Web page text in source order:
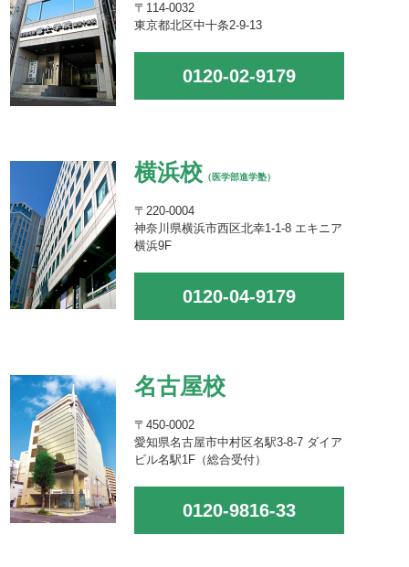
〒114-0032
東京都北区中十条2-9-13
0120-02-9179
横浜校 （医学部進学塾）
〒220-0004
神奈川県横浜市西区北幸1-1-8 エキニア
横浜9F
0120-04-9179
名古屋校
〒450-0002
愛知県名古屋市中村区名駅3-8-7 ダイア
ビル名駅1F（総合受付）
0120-9816-33